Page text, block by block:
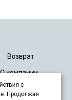
Возврат
О компании
с
Продолжая